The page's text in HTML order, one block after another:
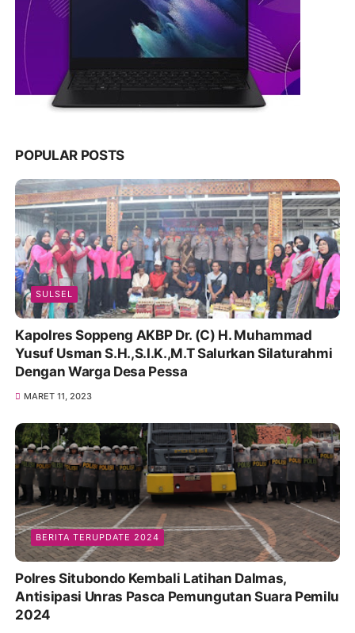
POPULAR POSTS
SULSEL
Kapolres Soppeng AKBP Dr. (C) H. Muhammad
Yusuf Usman S.H.,S.I.K.,M.T Salurkan Silaturahmi
Dengan Warga Desa Pessa
MARET 11, 2023
BERITA TERUPDATE 2024
Polres Situbondo Kembali Latihan Dalmas,
Antisipasi Unras Pasca Pemungutan Suara Pemilu
2024